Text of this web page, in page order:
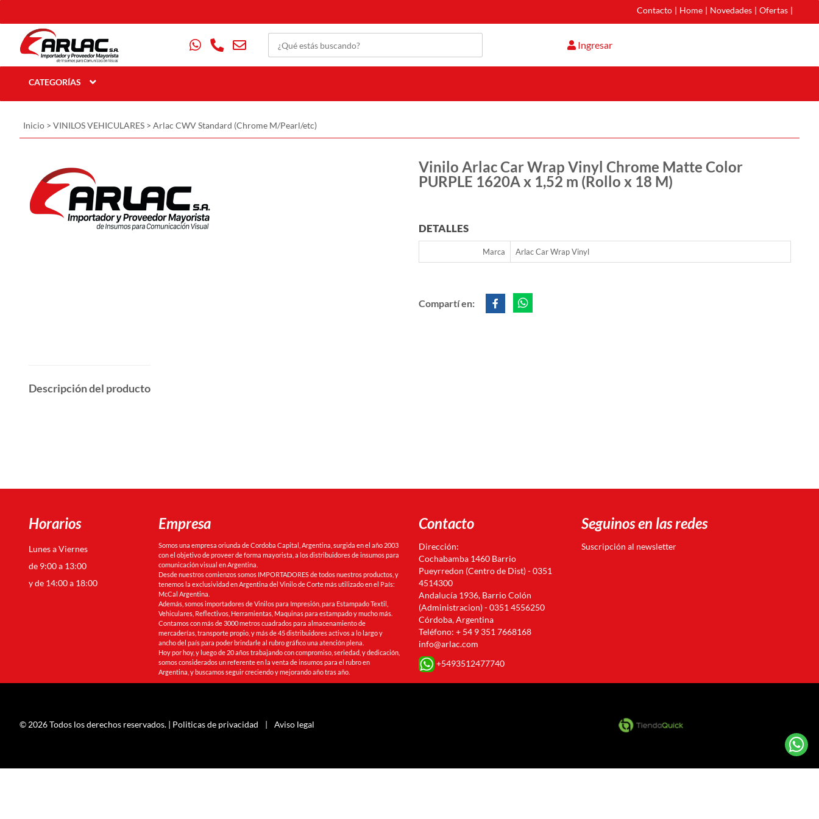
Contacto | Home | Novedades | Ofertas |
Ingresar
CATEGORÍAS
Inicio > VINILOS VEHICULARES > Arlac CWV Standard (Chrome M/Pearl/etc)
Vinilo Arlac Car Wrap Vinyl Chrome Matte Color
PURPLE 1620A x 1,52 m (Rollo x 18 M)
DETALLES
Marca Arlac Car Wrap Vinyl
Compartí en:
Descripción del producto
Horarios
Lunes a Viernes
de 9:00 a 13:00
y de 14:00 a 18:00
Empresa
Somos una empresa oriunda de Cordoba Capital, Argentina, surgida en el año 2003
con el objetivo de proveer de forma mayorista, a los distribuidores de insumos para
comunicación visual en Argentina.
Desde nuestros comienzos somos IMPORTADORES de todos nuestros productos, y
tenemos la exclusividad en Argentina del Vinilo de Corte más utilizado en el País:
McCal Argentina.
Además, somos importadores de Vinilos para Impresión, para Estampado Textil,
Vehiculares, Reflectivos, Herramientas, Maquinas para estampado y mucho más.
Contamos con más de 3000 metros cuadrados para almacenamiento de
mercaderías, transporte propio, y más de 45 distribuidores activos a lo largo y
ancho del país para poder brindarle al rubro gráfico una atención plena.
Hoy por hoy, y luego de 20 años trabajando con compromiso, seriedad, y dedicación,
somos considerados un referente en la venta de insumos para el rubro en
Argentina, y buscamos seguir creciendo y mejorando año tras año.
Contacto
Dirección:
Cochabamba 1460 Barrio
Pueyrredon (Centro de Dist) - 0351
4514300
Andalucía 1936, Barrio Colón
(Administracion) - 0351 4556250
Córdoba, Argentina
Teléfono: + 54 9 351 7668168
info@arlac.com
+5493512477740
Seguinos en las redes
Suscripción al newsletter
© 2026 Todos los derechos reservados. | Politicas de privacidad | Aviso legal